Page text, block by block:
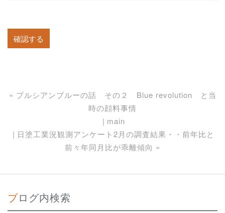
« プルシアンブルーの話 その２ Blue revolution と当
時の顔料事情
main
日塗工業況観測アンケート2月の調査結果・・前年比と
前々年同月比が乖離傾向 »
ブログ内検索